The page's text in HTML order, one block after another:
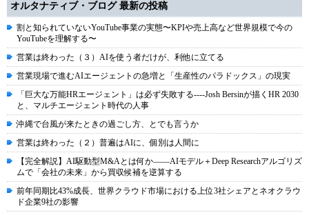
オルタナティブ・ブログ 最新の投稿
割と知られていないYouTube事業の実態〜KPIや売上高など世界規模で今の
YouTubeを理解する〜
営業は終わった（３）AIを使う者だけが、利他に立てる
営業現場で進むAIエージェントの急増と「生産性のパラドックス」の現実
「巨大な万能HRエージェント」は必ず失敗する----Josh Bersinが描くHR 2030
と、マルチエージェント時代の人事
沖縄で台風が来たときの過ごし方、とでも言うか
営業は終わった（２）普遍はAIに、個別は人間に
【完全解説】AI駆動型M&Aとは何か――AIモデル＋Deep Researchアルゴリズ
ムで「会社の未来」から買収候補を逆算する
前年同期比43%成長、世界クラウド市場における上位3社シェアとネオクラウ
ド企業9社の影響